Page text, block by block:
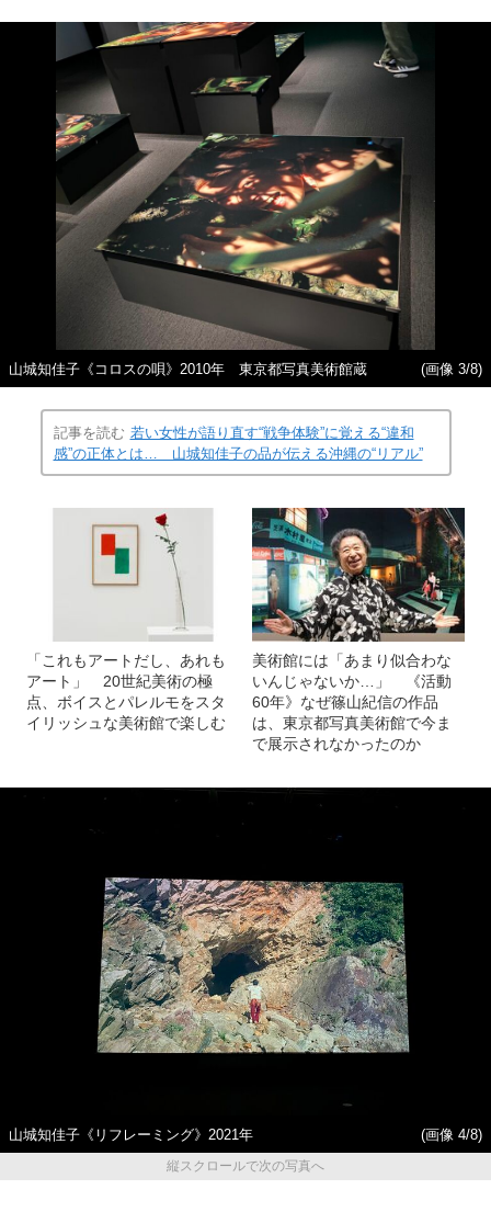
山城知佳子《コロスの唄》2010年 東京都写真美術館蔵 (画像 3/8)
記事を読む 若い女性が語り直す“戦争体験”に覚える“違和
感”の正体とは… 山城知佳子の品が伝える沖縄の“リアル”
「これもアートだし、あれも
アート」 20世紀美術の極
点、ボイスとパレルモをスタ
イリッシュな美術館で楽しむ
美術館には「あまり似合わな
いんじゃないか…」 《活動
60年》なぜ篠山紀信の作品
は、東京都写真美術館で今ま
で展示されなかったのか
山城知佳子《リフレーミング》2021年
(画像 4/8)
縦スクロールで次の写真へ